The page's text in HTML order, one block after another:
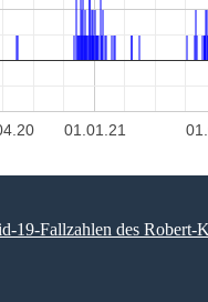
01.01.21
19-Fallzahlen des Robert-